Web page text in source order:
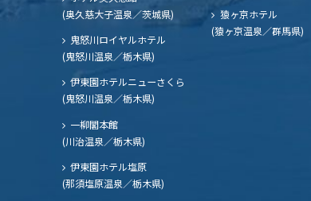
(奥久慈大子温泉／茨城県)
鬼怒川ロイヤルホテル
(鬼怒川温泉／栃木県)
伊東園ホテルニューさくら
(鬼怒川温泉／栃木県)
一柳閣本館
(川治温泉／栃木県)
伊東園ホテル塩原
(那須塩原温泉／栃木県)
猿ヶ京ホテル
(猿ヶ京温泉／群馬県)